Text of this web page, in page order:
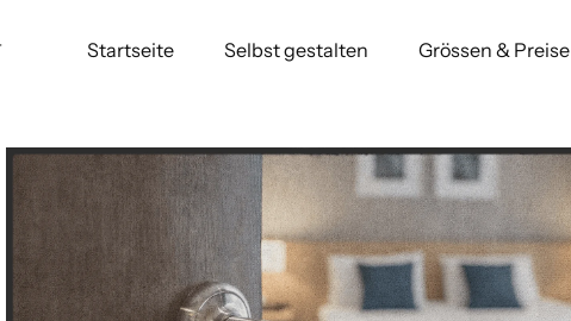
Startseite Selbst gestalten Grössen & Preise